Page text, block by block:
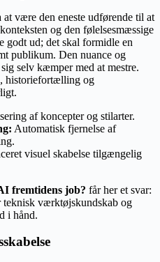
være den eneste udførende til at
og den følelsesmæssige
godt ud; det skal formidle en
publikum. Den nuance og
selv kæmper med at mestre.
historiefortælling og
af koncepter og stilarter.
Automatisk fjernelse af
visuel skabelse tilgængelig
fremtidens job? får her et svar:
teknisk værktøjskundskab og
i hånd.